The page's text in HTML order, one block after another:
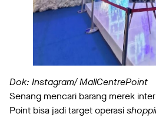
Dok: Instagram/ MallCentrePoint
Senang mencari barang merek
Point bisa jadi target operasi